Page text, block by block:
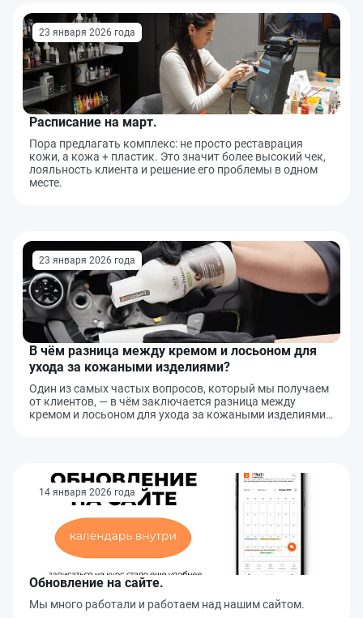
23 января 2026 года
Расписание на март.
Пора предлагать комплекс: не просто реставрация
кожи, а кожа + пластик. Это значит более высокий чек,
лояльность клиента и решение его проблемы в одном
месте.
23 января 2026 года
В чём разница между кремом и лосьоном для
ухода за кожаными изделиями?
Один из самых частых вопросов, который мы получаем
от клиентов, — в чём заключается разница между
кремом и лосьоном для ухода за кожаными изделиями…
14 января 2026 года
Обновление на сайте.
Мы много работали и работаем над нашим сайтом.
Заказать звонок
Ваше имя
Ваш номер телефона
Соглашаюсь на обработкуперсональных данных
Данные формы отправлены
Наш менеджер свяжется с вами
Купить в 1 клик
Оставьте заявку, и наш менеджер свяжется с вами в
ближайшее время
Ваше имя
Ваш номер телефона
Соглашаюсь на обработку персональных данных
Данные формы отправлены
Оставить заявку
Телефон
Комментарий
Прикрепить фото
оформлении и получении заказа, согласие на обработку персональных
данных
Отправить
Данные формы отправлены
Наш менеджер свяжется с вами
в ближайшее время!
Ваше имя
Телефон
Комментарий
Отправить
в ближайшее время!